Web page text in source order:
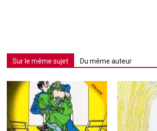
Sur le même sujet Du même auteur
Abonné